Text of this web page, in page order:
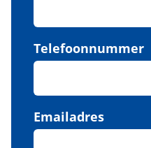
Telefoonnummer
Emailadres